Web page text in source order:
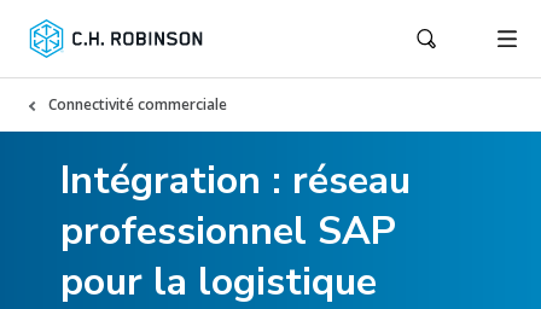
Connectivité commerciale
Intégration : réseau
professionnel SAP
pour la logistique